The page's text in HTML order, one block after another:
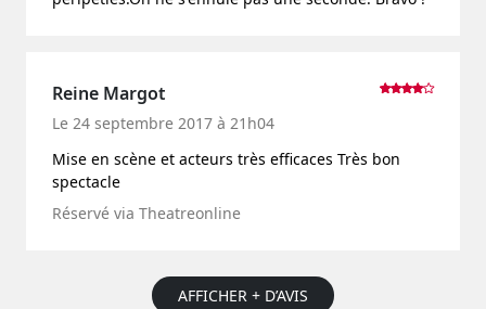
Reine Margot
Le 24 septembre 2017 à 21h04
Mise en scène et acteurs très efficaces Très bon
spectacle
Réservé via Theatreonline
AFFICHER + D’AVIS